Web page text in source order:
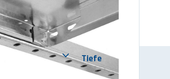
Steckmontage
für das Eckregal ORION PLUS – Typ L
Tiefe